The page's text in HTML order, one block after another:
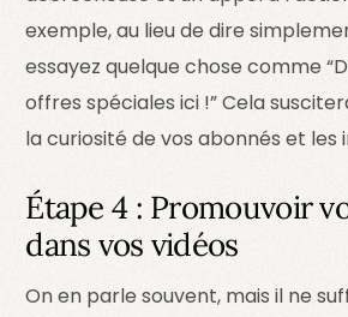
exemple, au lieu de dire
essayez quelque chose comme
offres spéciales ici !” Cela
la curiosité de vos abonnés et les
Étape 4 : Promouvoir
dans vos vidéos
On en parle souvent, mais il ne